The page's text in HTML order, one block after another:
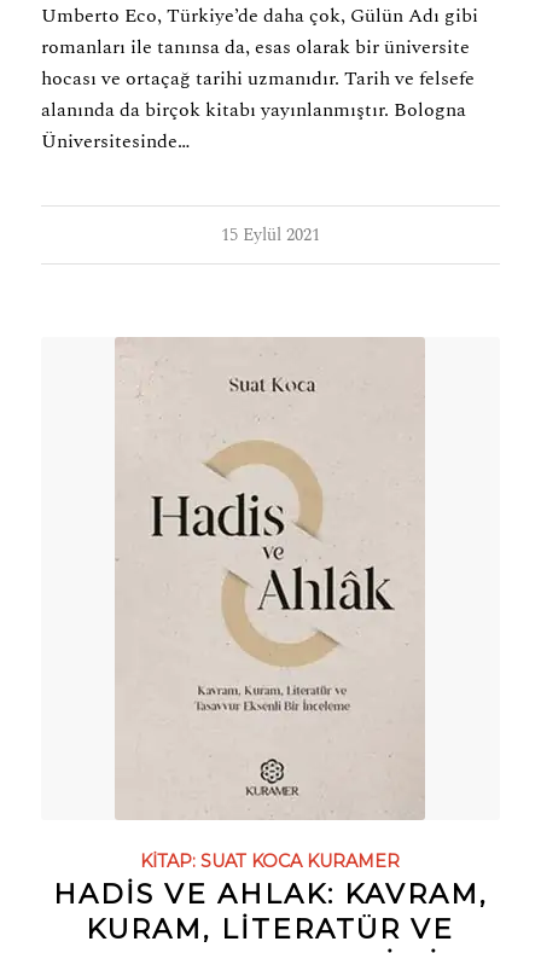
Umberto Eco, Türkiye’de daha çok, Gülün Adı gibi
romanları ile tanınsa da, esas olarak bir üniversite
hocası ve ortaçağ tarihi uzmanıdır. Tarih ve felsefe
alanında da birçok kitabı yayınlanmıştır. Bologna
Üniversitesinde…
15 Eylül 2021
KITAP: SUAT KOCA KURAMER
HADİS VE AHLAK: KAVRAM,
KURAM, LITERATÜR VE